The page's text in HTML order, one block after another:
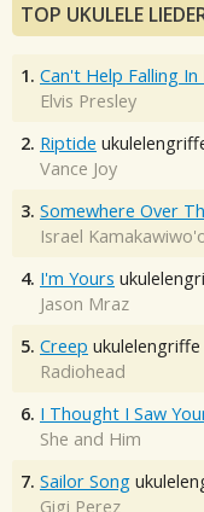
TOP UKULELE
1. Can't Help Falling In
Elvis Presley
2. Riptide
Vance Joy
3. Somewhere Over
Israel
4. I'm Yours
Jason Mraz
5. Creep ukulelengriffe
Radiohead
6. I Thought I Saw
She and Him
7. Sailor Song
Gigi Perez